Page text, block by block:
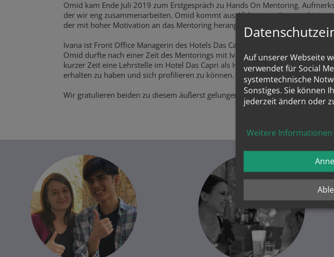
Omid kam Ende Juli 2019 zum Erstgespräch zu Hands On Mentoring.
der wir eng zusammenarbeiten. Omid kommt aus Afghanistan/Iran und ist
der mit hoher Motivation an das Mentoring heranging. Er hatte das große
Ivana ist Front Office Managerin des Hotels Das Capri und eine großartige
Omid durfte nach einer Zeit des Mentorings mit Ivana ein Praktikum im
kurzer Zeit eine Lehrstelle im Hotel Das Capri als Hotel- und
erhalten zu haben und sich profilieren zu können.
Wir gratulieren beiden zu diesem äußerst gelungenen Mentoring!
Auf unserer Webseite
verwendet für Social
systemtechnische
Sonstiges. Sie können
jederzeit ändern oder
Weitere Informationen